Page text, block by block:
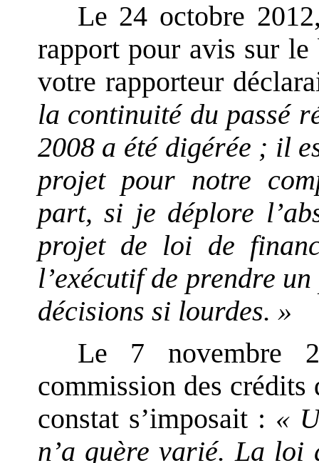
Le 24 octobre
rapport pour avis sur le
votre rapporteur
la continuité du passé
2008 a été digérée ; il
projet pour notre
part, si je déplore
projet de loi de
l’exécutif de prendre
décisions si lourdes. »
Le 7 novembre
commission des crédits
constat s’imposait : «
n’a guère varié. La loi